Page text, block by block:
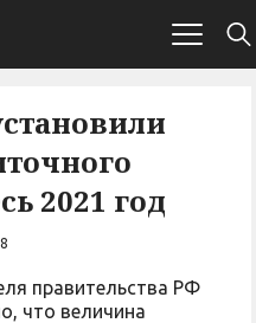
2021 год
правительства РФ
что величина